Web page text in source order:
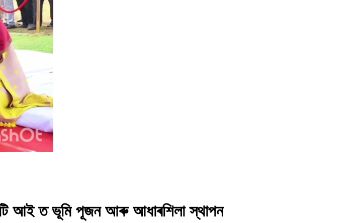
টি আই ত ভূমি পূজন আৰু আধাৰশিলা স্থাপন